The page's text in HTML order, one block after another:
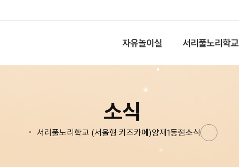
자유놀이실 서리풀노리학교
소식
서리풀노리학교 (서울형 키즈카페)양재1동점소식